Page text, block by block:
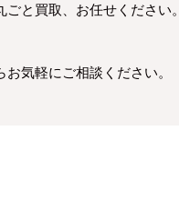
と買取、お任せください。
気軽にご相談ください。